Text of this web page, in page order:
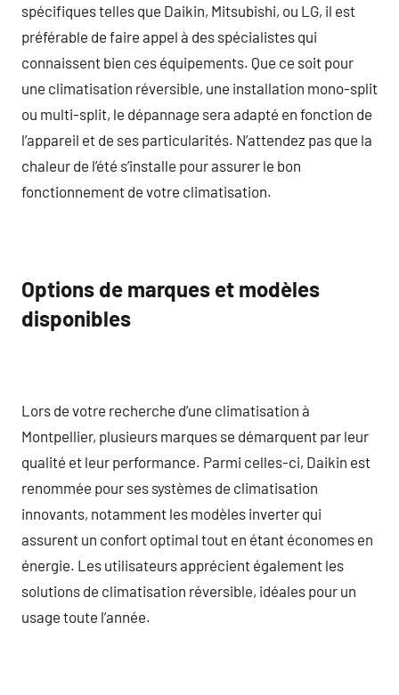
spécifiques telles que Daikin, Mitsubishi, ou LG, il est
préférable de faire appel à des spécialistes qui
connaissent bien ces équipements. Que ce soit pour
une climatisation réversible, une installation mono-split
ou multi-split, le dépannage sera adapté en fonction de
l’appareil et de ses particularités. N’attendez pas que la
chaleur de l’été s’installe pour assurer le bon
fonctionnement de votre climatisation.
Options de marques et modèles
disponibles
Lors de votre recherche d’une climatisation à
Montpellier, plusieurs marques se démarquent par leur
qualité et leur performance. Parmi celles-ci, Daikin est
renommée pour ses systèmes de climatisation
innovants, notamment les modèles inverter qui
assurent un confort optimal tout en étant économes en
énergie. Les utilisateurs apprécient également les
solutions de climatisation réversible, idéales pour un
usage toute l’année.